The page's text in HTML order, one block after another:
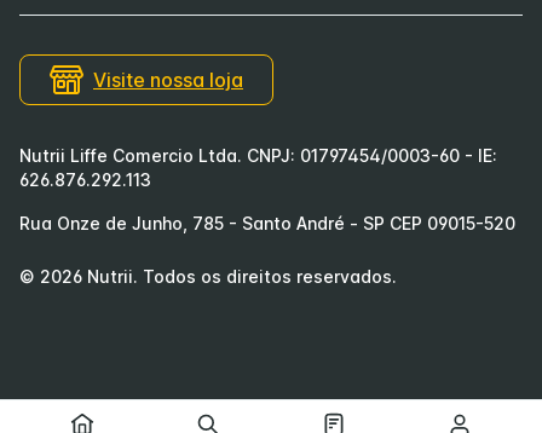
Visite nossa loja
Nutrii Liffe Comercio Ltda. CNPJ: 01797454/0003-60 - IE:
626.876.292.113
Rua Onze de Junho, 785 - Santo André - SP CEP 09015-520
© 2026 Nutrii. Todos os direitos reservados.